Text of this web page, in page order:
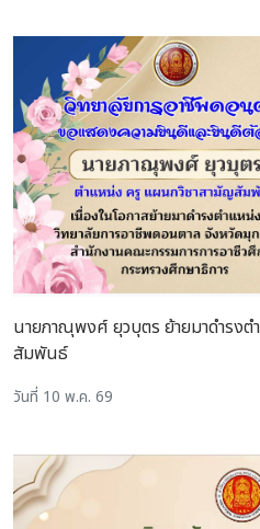
นายภาณุพงศ์ ยุวบุตร ย้ายมาดำรง
สัมพันธ์
วันที่ 10 พ.ค. 69